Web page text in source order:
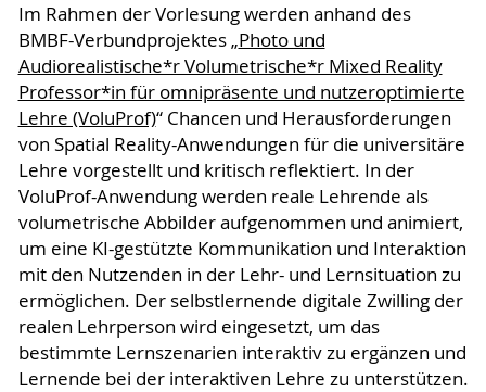
Im Rahmen der Vorlesung werden anhand des
BMBF-Verbundprojektes „Photo und
Audiorealistische*r Volumetrische*r Mixed Reality
Professor*in für omnipräsente und nutzeroptimierte
Lehre (VoluProf)“ Chancen und Herausforderungen
von Spatial Reality-Anwendungen für die universitäre
Lehre vorgestellt und kritisch reflektiert. In der
VoluProf-Anwendung werden reale Lehrende als
volumetrische Abbilder aufgenommen und animiert,
um eine KI-gestützte Kommunikation und Interaktion
mit den Nutzenden in der Lehr- und Lernsituation zu
ermöglichen. Der selbstlernende digitale Zwilling der
realen Lehrperson wird eingesetzt, um das
bestimmte Lernszenarien interaktiv zu ergänzen und
Lernende bei der interaktiven Lehre zu unterstützen.